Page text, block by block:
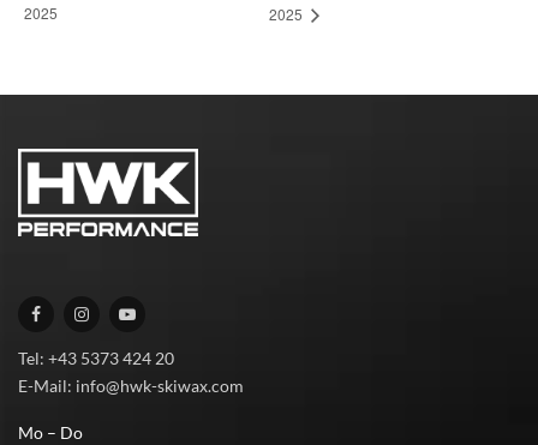
2025
2025
Tel: +43 5373 424 20
E-Mail: info@hwk-skiwax.com
Mo – Do